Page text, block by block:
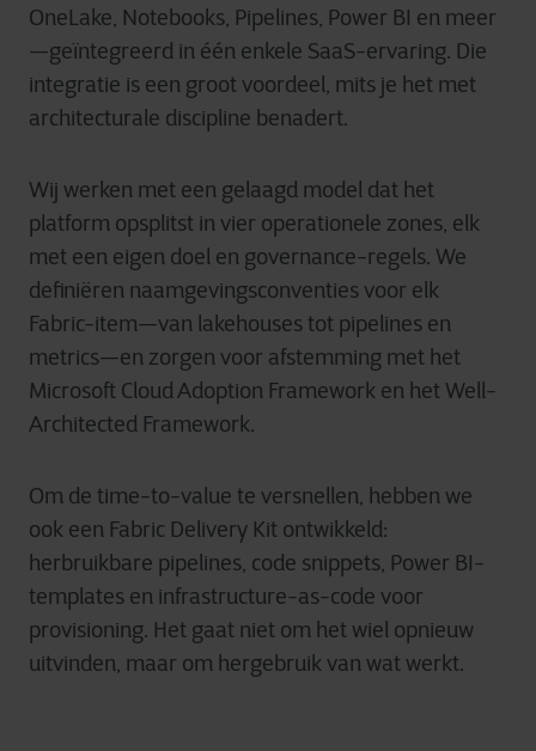
OneLake, Notebooks, Pipelines, Power BI en meer
—geïntegreerd in één enkele SaaS-ervaring. Die
integratie is een groot voordeel, mits je het met
architecturale discipline benadert.
Wij werken met een gelaagd model dat het
platform opsplitst in vier operationele zones, elk
met een eigen doel en governance-regels. We
definiëren naamgevingsconventies voor elk
Fabric-item—van lakehouses tot pipelines en
metrics—en zorgen voor afstemming met het
Microsoft Cloud Adoption Framework en het Well-
Architected Framework.
Om de time-to-value te versnellen, hebben we
ook een Fabric Delivery Kit ontwikkeld:
herbruikbare pipelines, code snippets, Power BI-
templates en infrastructure-as-code voor
provisioning. Het gaat niet om het wiel opnieuw
uitvinden, maar om hergebruik van wat werkt.